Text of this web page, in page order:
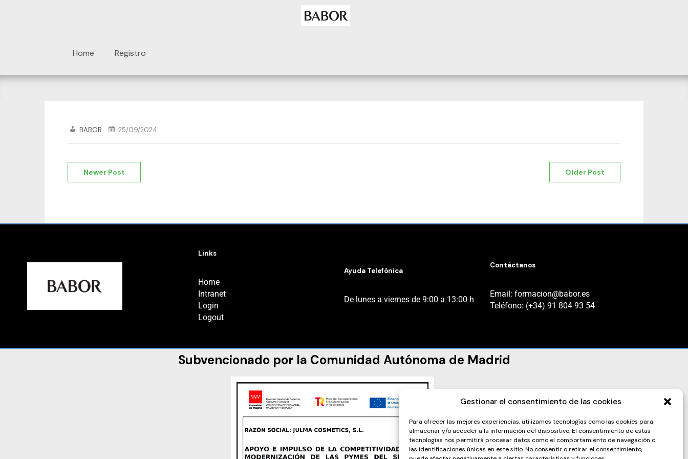
Gestionar el consentimiento de las cookies
Para ofrecer las mejores experiencias, utilizamos tecnologías como las cookies para
almacenar y/o acceder a la información del dispositivo. El consentimiento de estas
tecnologías nos permitirá procesar datos como el comportamiento de navegación o
las identificaciones únicas en este sitio. No consentir o retirar el consentimiento,
Home Registro
BABOR 25/09/2024
Newer Post Older Post
Links
Home
Intranet
Login
Logout
Ayuda Telefónica
De lunes a viernes de 9:00 a 13:00 h
Contáctanos
Email: formacion@babor.es
Teléfono: (+34) 91 804 93 54
Subvencionado por la Comunidad Autónoma de Madrid